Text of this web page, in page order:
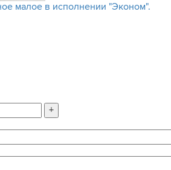
малое в исполнении "Эконом".
+